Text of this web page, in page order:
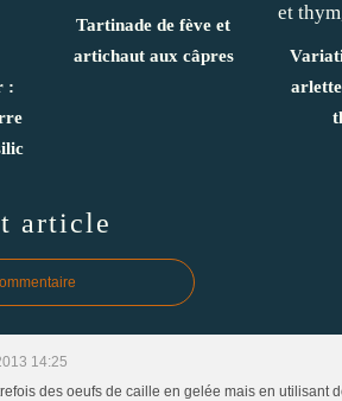
:
Tartinade de fève et
artichaut aux câpres
article
14:25
des oeufs de caille en gelée mais en utilisant